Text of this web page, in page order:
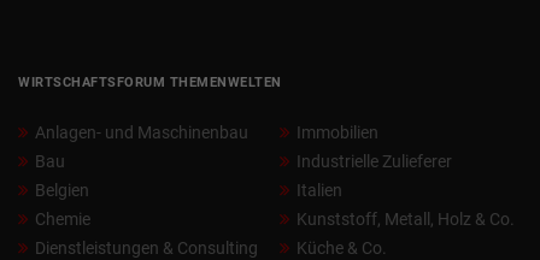
WIRTSCHAFTSFORUM THEMENWELTEN
Anlagen- und Maschinenbau
Bau
Belgien
Chemie
Dienstleistungen & Consulting
Immobilien
Industrielle Zulieferer
Italien
Kunststoff, Metall, Holz & Co.
Küche & Co.